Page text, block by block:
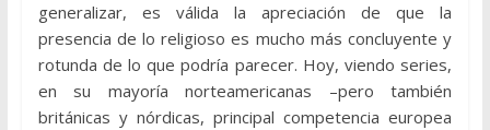
generalizar, es válida la apreciación de que la
presencia de lo religioso es mucho más concluyente y
rotunda de lo que podría parecer. Hoy, viendo series,
en su mayoría norteamericanas –pero también
británicas y nórdicas, principal competencia europea